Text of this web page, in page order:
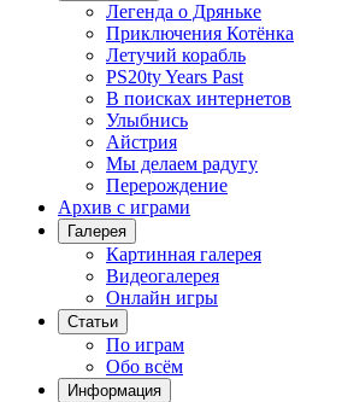
Легенда о Дряньке
Приключения Котёнка
Летучий корабль
PS20ty Years Past
В поисках интернетов
Улыбнись
Айстрия
Мы делаем радугу
Перерождение
Архив с играми
Галерея
Картинная галерея
Видеогалерея
Онлайн игры
Статьи
По играм
Обо всём
Информация